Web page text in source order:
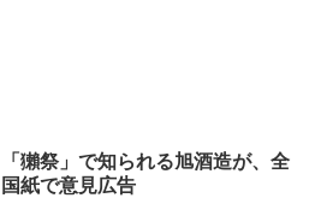
「獺祭」で知られる旭酒造が、全
国紙で意見広告